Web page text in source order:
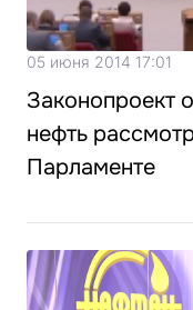
05 июня 2014 17:01
Законопроект
нефть
Парламенте